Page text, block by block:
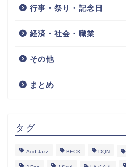
行事・祭り・記念日
経済・社会・職業
その他
まとめ
タグ
Acid Jazz BECK DQN